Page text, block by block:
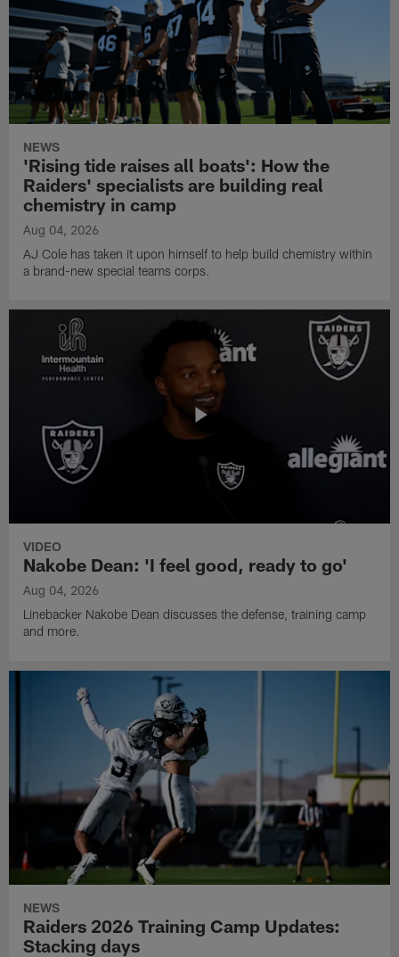
NEWS
'Rising tide raises all boats': How the
Raiders' specialists are building real
chemistry in camp
Aug 04, 2026
AJ Cole has taken it upon himself to help build chemistry within
a brand-new special teams corps.
VIDEO
Nakobe Dean: 'I feel good, ready to go'
Aug 04, 2026
Linebacker Nakobe Dean discusses the defense, training camp
and more.
NEWS
Raiders 2026 Training Camp Updates:
Stacking days